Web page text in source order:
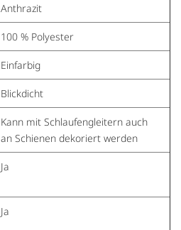
Anthrazit
100 % Polyester
Einfarbig
Blickdicht
Kann mit Schlaufengleitern auch
an Schienen dekoriert werden
Ja
Ja